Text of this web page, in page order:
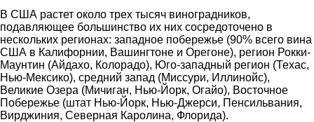
В США растет около трех тысяч виноградников,
подавляющее большинство их них сосредоточено в
нескольких регионах: западное побережье (90% всего вина
США в Калифорнии, Вашингтоне и Орегоне), регион Рокки-
Маунтин (Айдахо, Колорадо), Юго-западный регион (Техас,
Нью-Мексико), средний запад (Миссури, Иллинойс),
Великие Озера (Мичиган, Нью-Йорк, Огайо), Восточное
Побережье (штат Нью-Йорк, Нью-Джерси, Пенсильвания,
Вирджиния, Северная Каролина, Флорида).